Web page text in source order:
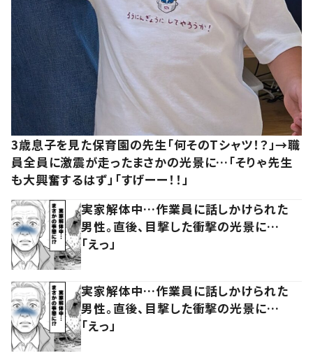
3歳息子を見た保育園の先生「何そのTシャツ！？」→職
員全員に激震が走ったまさかの光景に…「そりゃ先生
も大興奮するはず」「すげーー！！」
実家解体中…作業員に話しかけられた
男性。直後、目撃した衝撃の光景に…
「えっ」
実家解体中…作業員に話しかけられた
男性。直後、目撃した衝撃の光景に…
「えっ」